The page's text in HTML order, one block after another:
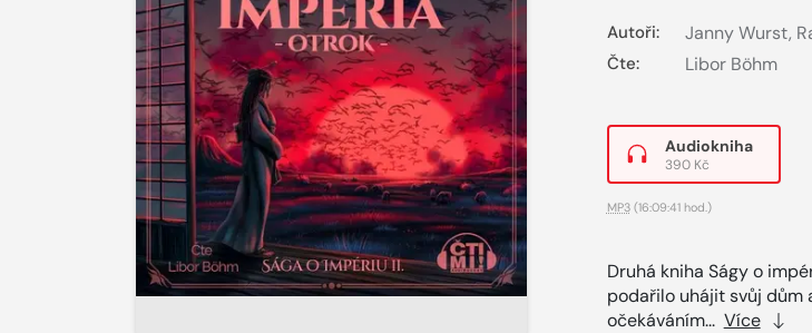
Autoři: Janny Wurst,
Čte: Libor Böhm
Audiokniha
390 Kč
MP3(16:09:41 hod.)
Druhá kniha Ságy o
podařilo uhájit svůj dům
očekáváním... Více